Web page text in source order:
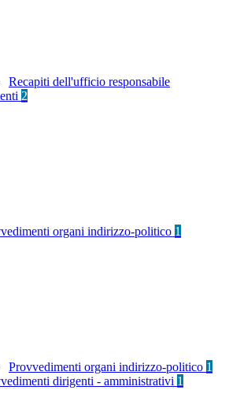
Recapiti dell'ufficio responsabile
2
organi indirizzo-politico 1
Provvedimenti organi indirizzo-politico 1
dirigenti - amministrativi 1